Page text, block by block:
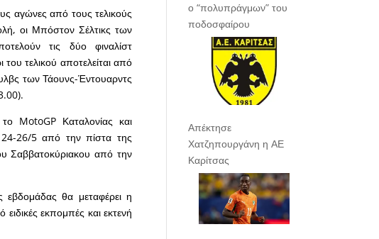
αγώνες από τους τελικούς
οι Μπόστον Σέλτικς των
τις δύο φιναλίστ
τελικού αποτελείται από
των Τάουνς-Έντουαρντς
MotoGP Καταλονίας και
26/5 από την πίστα της
Σαββατοκύριακου από την
εβδομάδας θα μεταφέρει η
εκπομπές και εκτενή
ο “πολυπράγμων” του
ποδοσφαίρου
Απέκτησε
Χατζηπουργάνη η ΑΕ
Καρίτσας